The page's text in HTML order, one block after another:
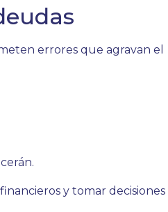
errores que agravan el
y tomar decisiones